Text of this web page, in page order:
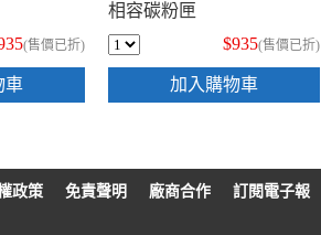
(售價已折)
車
相容碳粉匣
$935(售價已折)
加入購物車
政策 免責聲明 廠商合作 訂閱電子報